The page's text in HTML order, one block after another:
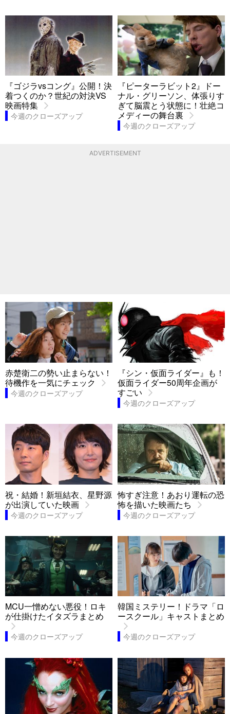
『ゴジラvsコング』公開！決
着つくのか？世紀の対決VS
映画特集
今週のクローズアップ
『ピーターラビット2』ドー
ナル・グリーソン、体張りす
ぎて脳震とう状態に！壮絶コ
メディーの舞台裏
今週のクローズアップ
ADVERTISEMENT
赤楚衛二の勢い止まらない！
待機作を一気にチェック
今週のクローズアップ
『シン・仮面ライダー』も！
仮面ライダー50周年企画が
すごい
今週のクローズアップ
祝・結婚！新垣結衣、星野源
が出演していた映画
今週のクローズアップ
怖すぎ注意！あおり運転の恐
怖を描いた映画たち
今週のクローズアップ
MCU一憎めない悪役！ロキ
が仕掛けたイタズラまとめ
今週のクローズアップ
韓国ミステリー！ドラマ「ロ
ースクール」キャストまとめ
今週のクローズアップ